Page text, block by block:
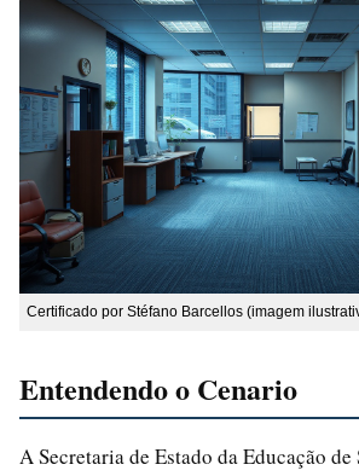
Certificado por Stéfano Barcellos (imagem
Entendendo o Cenario
A Secretaria de Estado da Educação de